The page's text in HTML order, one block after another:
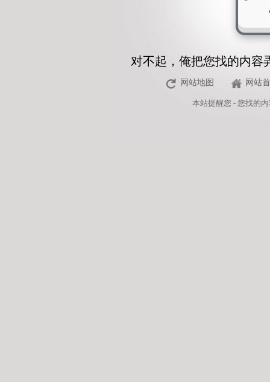
对不起，俺把您找的内容
网站地图 网站
本站提醒您 - 您找的